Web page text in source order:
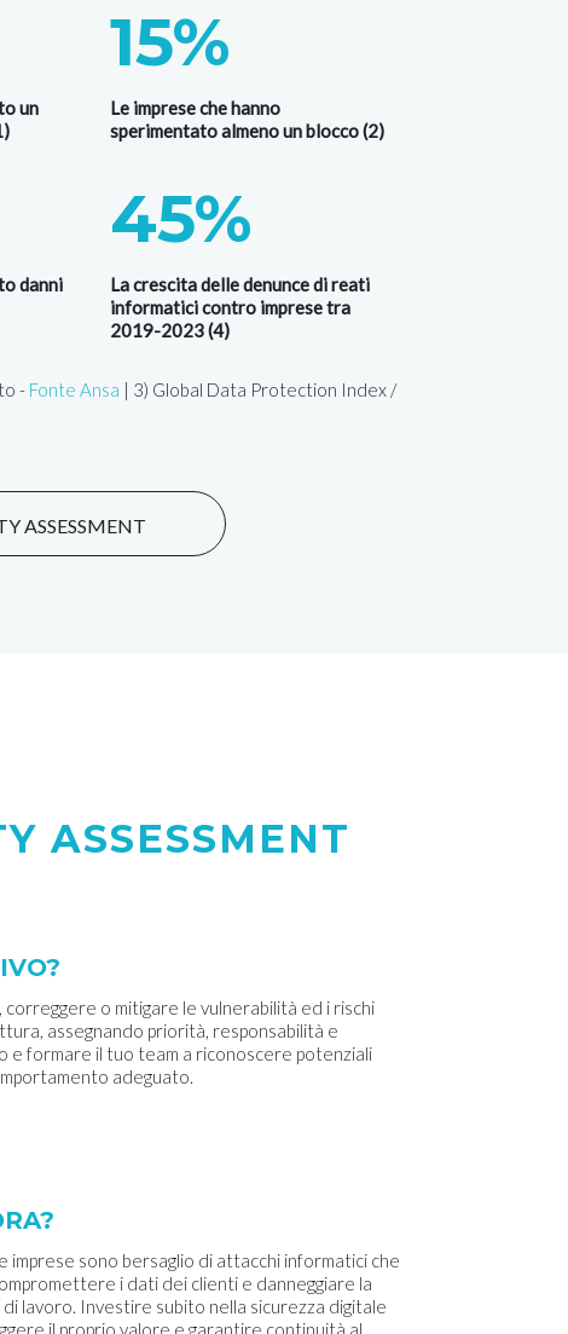
un
15%
Le imprese che hanno
sperimentato almeno un blocco (2)
danni
45%
La crescita delle denunce di reati
informatici contro imprese tra
2019-2023 (4)
- Fonte Ansa | 3) Global Data Protection Index /
ASSESSMENT
ASSESSMENT
o mitigare le vulnerabilità ed i rischi
assegnando priorità, responsabilità e
e formare il tuo team a riconoscere potenziali
adeguato.
imprese sono bersaglio di attacchi informatici che
i dati dei clienti e danneggiare la
lavoro. Investire subito nella sicurezza digitale
il proprio valore e garantire continuità al